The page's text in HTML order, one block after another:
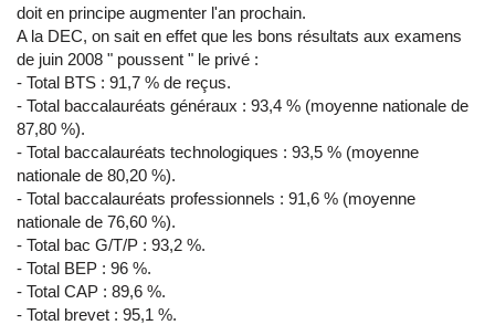
doit en principe augmenter l'an prochain.
A la DEC, on sait en effet que les bons résultats aux examens
de juin 2008 " poussent " le privé :
- Total BTS : 91,7 % de reçus.
- Total baccalauréats généraux : 93,4 % (moyenne nationale de
87,80 %).
- Total baccalauréats technologiques : 93,5 % (moyenne
nationale de 80,20 %).
- Total baccalauréats professionnels : 91,6 % (moyenne
nationale de 76,60 %).
- Total bac G/T/P : 93,2 %.
- Total BEP : 96 %.
- Total CAP : 89,6 %.
- Total brevet : 95,1 %.